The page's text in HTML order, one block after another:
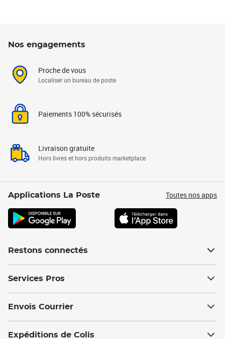
Nos engagements
Proche de vous
Localiser un bureau de poste
Paiements 100% sécurisés
Livraison gratuite
Hors livres et hors produits marketplace
Applications La Poste Toutes nos apps
Restons connectés
Services Pros
Envois Courrier
Expéditions de Colis